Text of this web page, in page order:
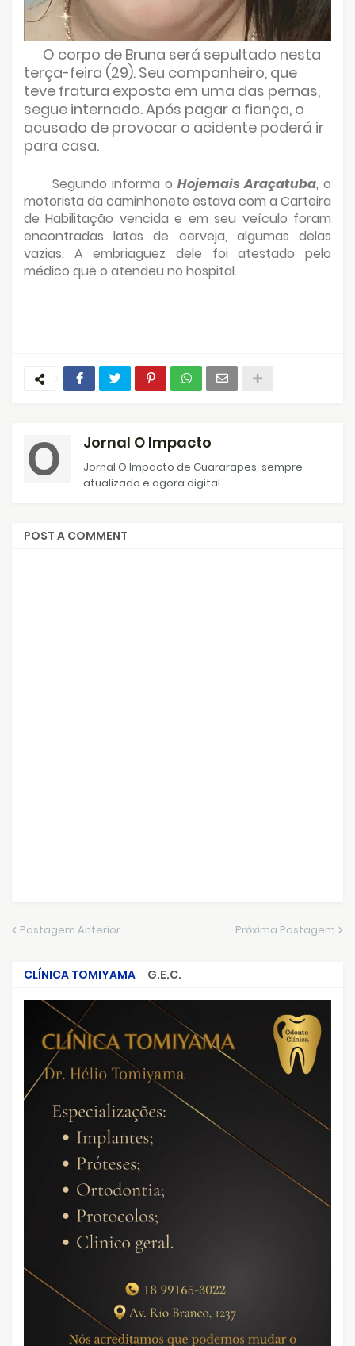
O corpo de Bruna será sepultado nesta
terça-feira (29). Seu companheiro, que
teve fratura exposta em uma das pernas,
segue internado. Após pagar a fiança, o
acusado de provocar o acidente poderá ir
para casa.
Segundo informa o Hojemais Araçatuba, o
motorista da caminhonete estava com a Carteira
de Habilitação vencida e em seu veículo foram
encontradas latas de cerveja, algumas delas
vazias. A embriaguez dele foi atestado pelo
médico que o atendeu no hospital.
Jornal O Impacto
Jornal O Impacto de Guararapes, sempre
atualizado e agora digital.
POST A COMMENT
Postagem Anterior Próxima Postagem
CLÍNICA TOMIYAMA
G.E.C.
CRIMES QUE ABALARAM O BRASIL